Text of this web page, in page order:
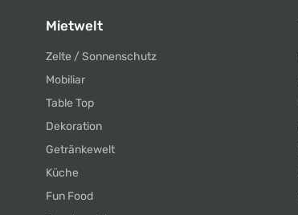
Mietwelt
Zelte / Sonnenschutz
Mobiliar
Table Top
Dekoration
Getränkewelt
Küche
Fun Food